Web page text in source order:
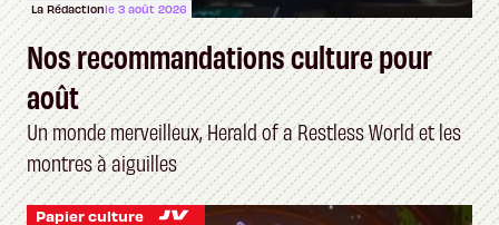
La Rédactionle 3 août 2026
Nos recommandations culture pour
août
Un monde merveilleux, Herald of a Restless World et les
montres à aiguilles
Papier culture